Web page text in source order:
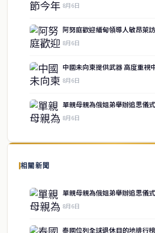
8月6日
阿努庭歡迎緬甸領導人敏昂萊
8月6日
中國未向柬提供武器 高度重視
8月6日
單親母親為俄姐弟舉辦追思儀
8月6日
相關新聞
單親母親為俄姐弟舉辦追思儀
8月6日
泰國位列全球退休目的地排行
關於我們
泰國中文新聞（TCN）是一家總部設於曼谷的中
供即時、客觀、多元的中文新聞內容。
service@thaichinesenews.com